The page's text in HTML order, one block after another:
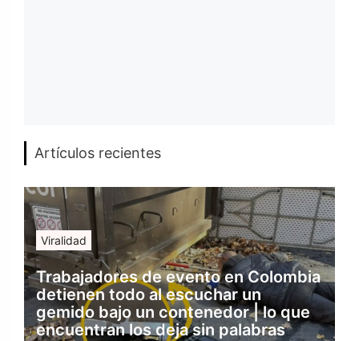
Artículos recientes
Viralidad
Trabajadores de evento en Colombia
detienen todo al escuchar un
gemido bajo un contenedor | lo que
encuentran los deja sin palabras